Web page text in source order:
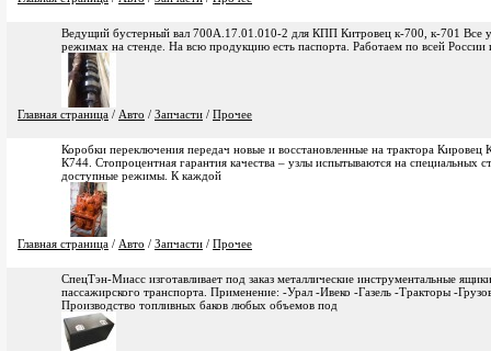
Ведущий бустерный вал 700А.17.01.010-2 для КПП Китровец к-700, к-701 Все
режимах на стенде. На всю продукцию есть паспорта. Работаем по всей России
Главная страница / Авто / Запчасти / Прочее
Коробки переключения передач новые и восстановленные на трактора
К744. Стопроцентная гарантия качества – узлы испытываются на специальных
доступные режимы. К каждой
Главная страница / Авто / Запчасти / Прочее
СпецТэн-Миасс изготавливает под заказ металлические инструментальные
пассажирского транспорта. Применение: -Урал -Ивеко -Газель -Тракторы -
Производство топливных баков любых объемов под